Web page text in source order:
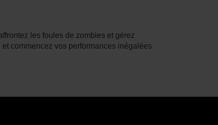
les foules de zombies et gérez
commencez vos performances inégalées